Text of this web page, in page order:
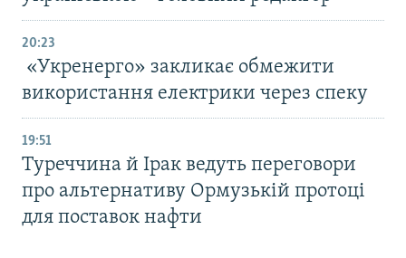
20:23
«Укренерго» закликає обмежити
використання електрики через спеку
19:51
Туреччина й Ірак ведуть переговори
про альтернативу Ормузькій протоці
для поставок нафти